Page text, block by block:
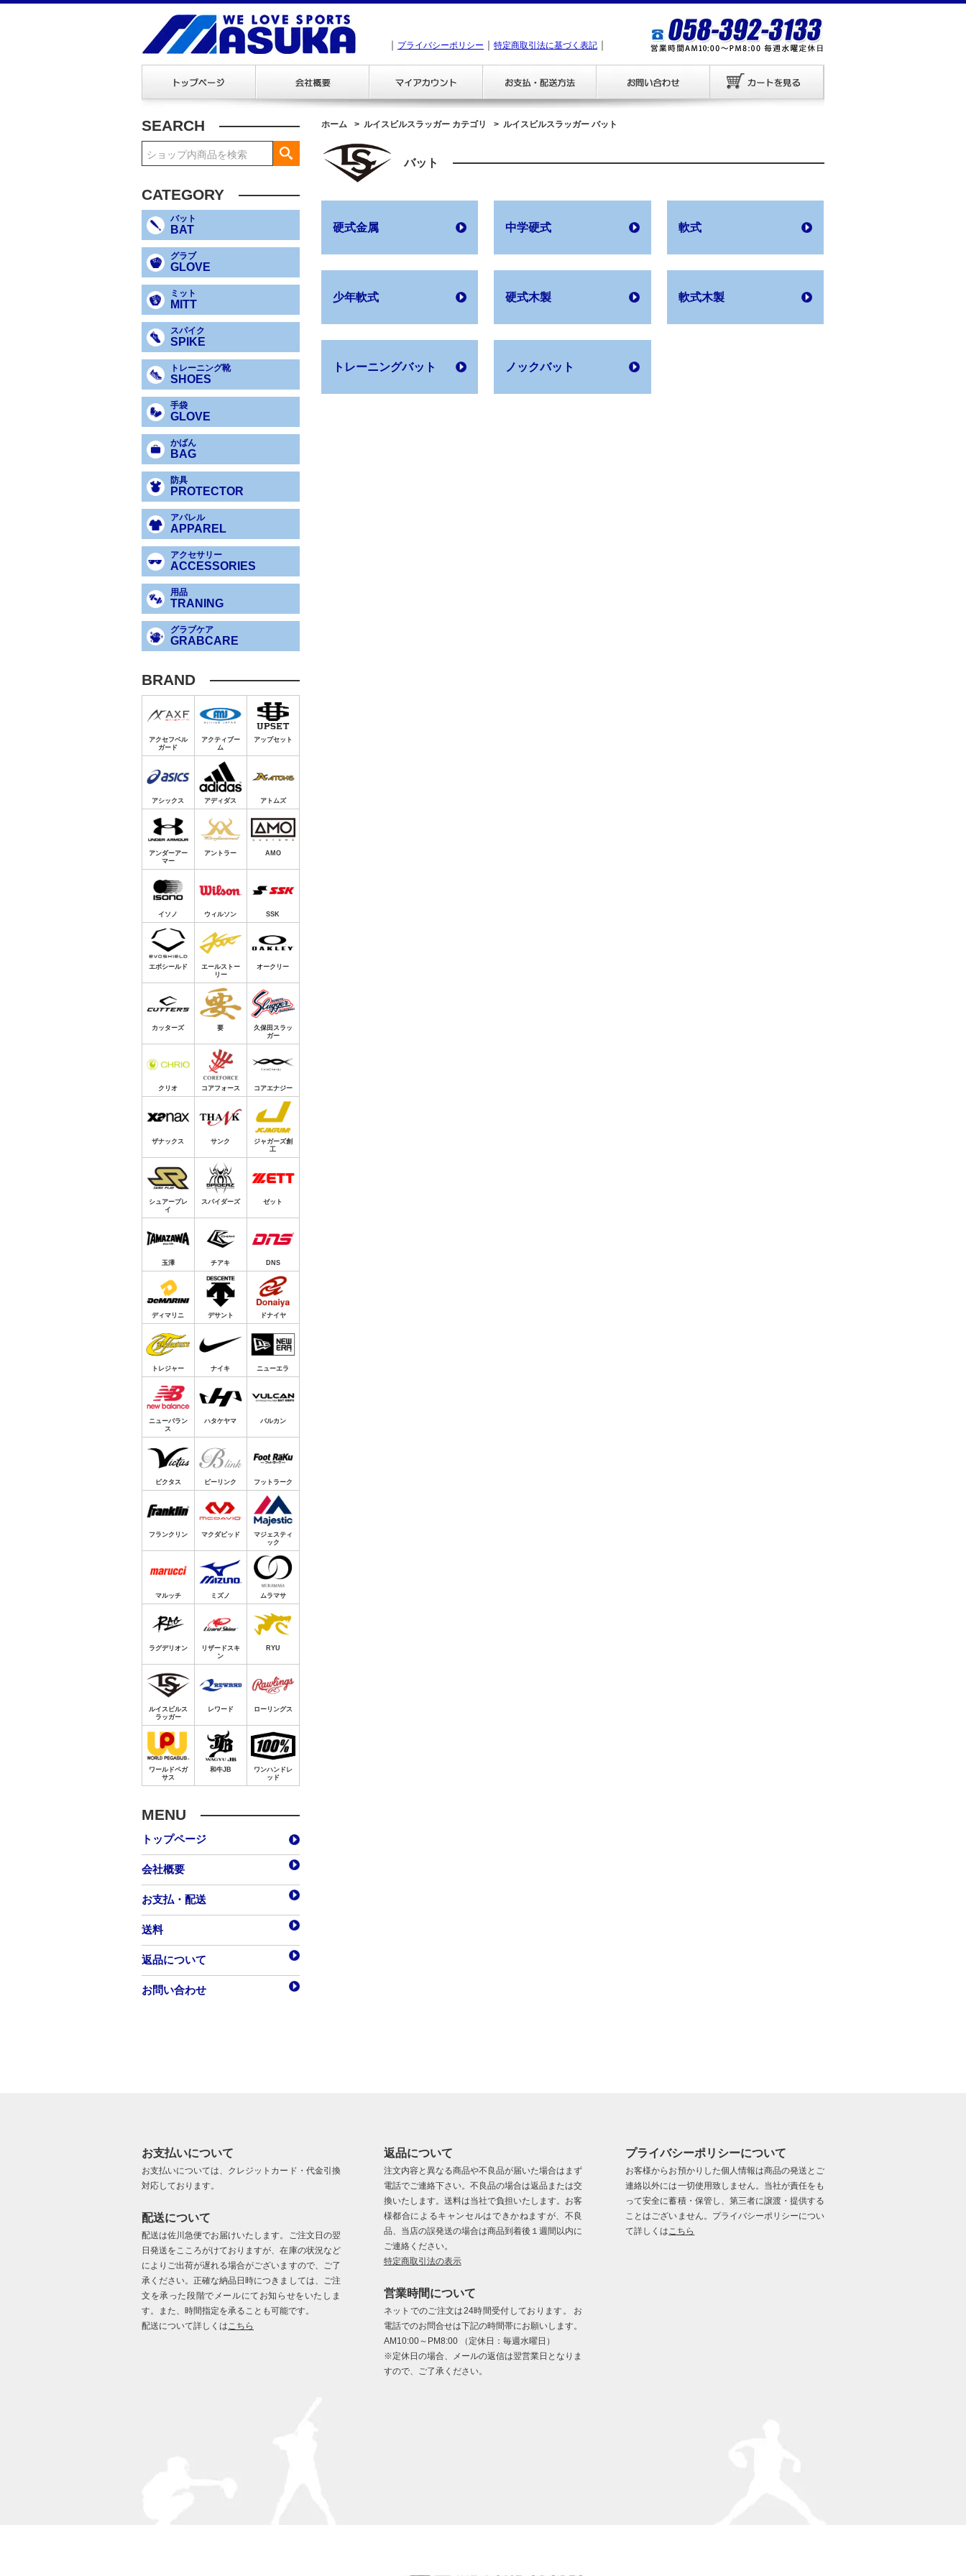
｜ プライバシーポリシー ｜ 特定商取引法に基づく表記 ｜
ホーム ルイスビルスラッガー カテゴリ ルイスビルスラッガー バット
バット
硬式金属 中学硬式 軟式
少年軟式 硬式木製 軟式木製
トレーニングバット ノックバット
SEARCH
CATEGORY
バット
BAT
グラブ
GLOVE
ミット
MITT
スパイク
SPIKE
トレーニング靴
SHOES
手袋
GLOVE
かばん
BAG
防具
PROTECTOR
アパレル
APPAREL
アクセサリー
ACCESSORIES
用品
TRANING
グラブケア
GRABCARE
BRAND
MENU
トップページ
会社概要
お支払・配送
送料
返品について
お問い合わせ
お支払いについて
お支払いについては、クレジットカード・代金引換
対応しております。
配送について
配送は佐川急便でお届けいたします。ご注文日の翌
日発送をこころがけておりますが、在庫の状況など
によりご出荷が遅れる場合がございますので、ご了
承ください。正確な納品日時につきましては、ご注
文を承った段階でメールにてお知らせをいたしま
す。また、時間指定を承ることも可能です。
配送について詳しくはこちら
返品について
注文内容と異なる商品や不良品が届いた場合はまず
電話でご連絡下さい。不良品の場合は返品または交
換いたします。送料は当社で負担いたします。お客
様都合によるキャンセルはできかねますが、不良
品、当店の誤発送の場合は商品到着後１週間以内に
ご連絡ください。
特定商取引法の表示
営業時間について
ネットでのご注文は24時間受付しております。 お
電話でのお問合せは下記の時間帯にお願いします。
AM10:00～PM8:00 （定休日：毎週水曜日）
※定休日の場合、メールの返信は翌営業日となりま
すので、ご了承ください。
プライバシーポリシーについて
お客様からお預かりした個人情報は商品の発送とご
連絡以外には一切使用致しません。当社が責任をも
って安全に蓄積・保管し、第三者に譲渡・提供する
ことはございません。プライバシーポリシーについ
て詳しくはこちら